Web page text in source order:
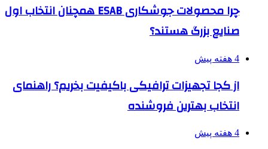
چرا محصولات جوشکاری ESAB همچنان انتخاب اول
صنایع بزرگ هستند؟
4 هفته پیش
از کجا تجهیزات ترافیکی باکیفیت بخریم؟ راهنمای
انتخاب بهترین فروشنده
4 هفته پیش